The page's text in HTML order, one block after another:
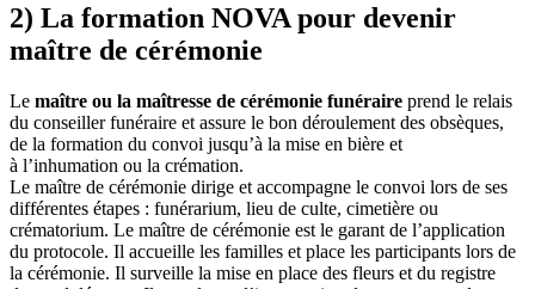
2) La formation NOVA pour devenir
maître de cérémonie
Le maître ou la maîtresse de cérémonie funéraire prend le relais
du conseiller funéraire et assure le bon déroulement des obsèques,
de la formation du convoi jusqu’à la mise en bière et
à l’inhumation ou la crémation.
Le maître de cérémonie dirige et accompagne le convoi lors de ses
différentes étapes : funérarium, lieu de culte, cimetière ou
crématorium. Le maître de cérémonie est le garant de l’application
du protocole. Il accueille les familles et place les participants lors de
la cérémonie. Il surveille la mise en place des fleurs et du registre